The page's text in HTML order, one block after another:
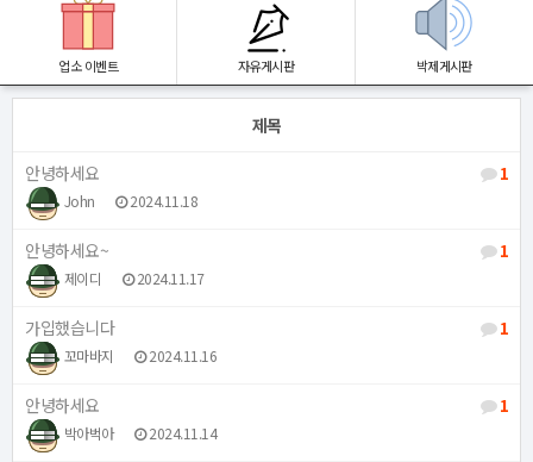
업소 이벤트 자유게시판 박제게시판
제목
1
안녕하세요
John 2024.11.18
1
안녕하세요~
제이디 2024.11.17
1
가입했습니다
꼬마바지 2024.11.16
1
안녕하세요
박아벅아 2024.11.14